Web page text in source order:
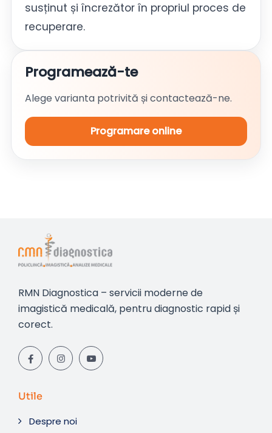
susținut și încrezător în propriul proces de
recuperare.
Programează-te
Alege varianta potrivită și contactează-ne.
Programare online
RMN Diagnostica – servicii moderne de
imagistică medicală, pentru diagnostic rapid și
corect.
Utile
Despre noi